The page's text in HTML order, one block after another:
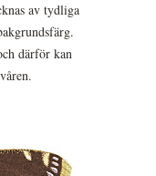
av tydliga
därför kan